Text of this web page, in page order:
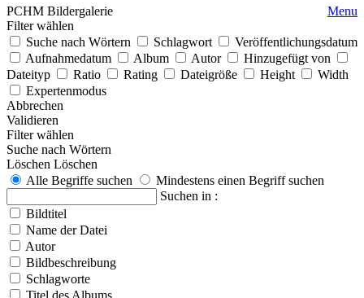
PCHM Bildergalerie
Menu
Filter wählen
Suche nach Wörtern
Schlagwort
Veröffentlichungsdatum
Aufnahmedatum
Album Autor
Hinzugefügt von
Dateityp
Ratio Rating Dateigröße Height
Width
Expertenmodus
Abbrechen
Validieren
Filter wählen
Suche nach Wörtern
Löschen Löschen
Alle Begriffe suchen
Mindestens einen Begriff suchen
Suchen in :
Bildtitel
Name der Datei
Autor
Bildbeschreibung
Schlagworte
Titel des Albums